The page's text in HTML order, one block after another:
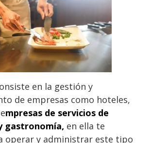
en la gestión y
de empresas como hoteles,
mpresas de servicios de
gastronomía, en ella te
operar y administrar este tipo